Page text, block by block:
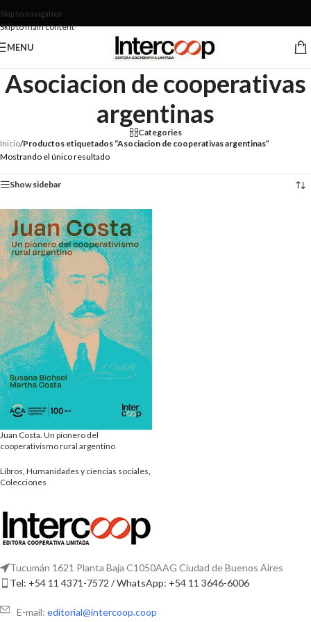
Skip to navigation
Skip to main content
MENU
Asociacion de cooperativas
argentinas
Categories
Inicio/Productos etiquetados “Asociacion de cooperativas argentinas”
Mostrando el único resultado
Show sidebar
Juan Costa. Un pionero del
cooperativismo rural argentino
Libros Humanidades y ciencias sociales
Colecciones
Tucumán 1621 Planta Baja C1050AAG Ciudad de Buenos Aires
Tel: +54 11 4371-7572 / WhatsApp: +54 11 3646-6006
E-mail: editorial@intercoop.coop